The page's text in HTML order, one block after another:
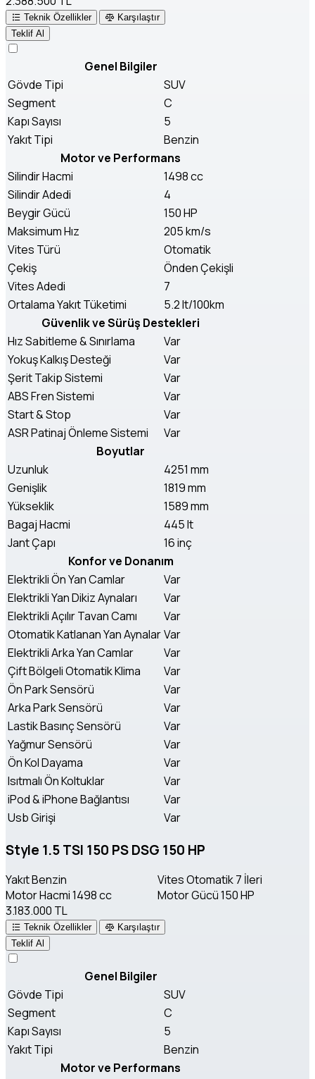
Teknik Özellikler
Karşılaştır
Teklif Al
Genel Bilgiler
Gövde Tipi
SUV
Segment
C
Kapı Sayısı
5
Yakıt Tipi
Benzin
Motor ve Performans
Silindir Hacmi
1498 cc
Silindir Adedi
4
Beygir Gücü
150 HP
Maksimum Hız
205 km/s
Vites Türü
Otomatik
Çekiş
Önden Çekişli
Vites Adedi
7
Ortalama Yakıt Tüketimi
5.2 lt/100km
Güvenlik ve Sürüş Destekleri
Hız Sabitleme & Sınırlama
Var
Yokuş Kalkış Desteği
Var
Şerit Takip Sistemi
Var
ABS Fren Sistemi
Var
Start & Stop
Var
ASR Patinaj Önleme Sistemi
Var
Boyutlar
Uzunluk
4251 mm
Genişlik
1819 mm
Yükseklik
1589 mm
Bagaj Hacmi
445 lt
Jant Çapı
16 inç
Konfor ve Donanım
Elektrikli Ön Yan Camlar
Var
Elektrikli Yan Dikiz Aynaları
Var
Elektrikli Açılır Tavan Camı
Var
Otomatik Katlanan Yan AynalarVar
Elektrikli Arka Yan Camlar
Var
Çift Bölgeli Otomatik Klima
Var
Ön Park Sensörü
Var
Arka Park Sensörü
Var
Lastik Basınç Sensörü
Var
Yağmur Sensörü
Var
Ön Kol Dayama
Var
Isıtmalı Ön Koltuklar
Var
iPod & iPhone Bağlantısı
Var
Usb Girişi
Var
Style 1.5 TSI 150 PS DSG 150 HP
YakıtBenzin VitesOtomatik 7 İleri
Motor Hacmi1498 cc Motor Gücü150 HP
3.183.000 TL
Teknik Özellikler
Karşılaştır
Teklif Al
Genel Bilgiler
Gövde Tipi
SUV
Segment
C
Kapı Sayısı
5
Yakıt Tipi
Benzin
Motor ve Performans